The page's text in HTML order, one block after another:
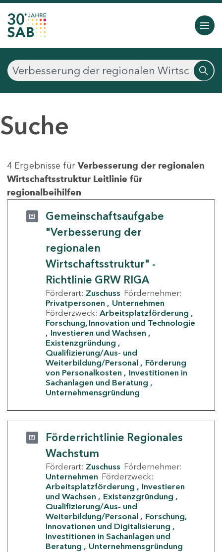
Suche
4 Ergebnisse für Verbesserung der regionalen
Wirtschaftsstruktur Leitlinie für
regionalbeihilfen
Gemeinschaftsaufgabe
"Verbesserung der
regionalen
Wirtschaftsstruktur" -
Richtlinie GRW RIGA
Förderart: Zuschuss Fördernehmer:
Privatpersonen
Unternehmen
Förderzweck: Arbeitsplatzförderung
Forschung, Innovation und Technologie
Investieren und Wachsen
Existenzgründung
Qualifizierung/Aus- und
Weiterbildung/Personal
Förderung
von Personalkosten
Investitionen in
Sachanlagen und Beratung
Unternehmensgründung
Förderrichtlinie Regionales
Wachstum
Förderart: Zuschuss Fördernehmer:
Unternehmen Förderzweck:
Arbeitsplatzförderung
Investieren
und Wachsen
Existenzgründung
Qualifizierung/Aus- und
Weiterbildung/Personal
Forschung,
Innovationen und Digitalisierung
Investitionen in Sachanlagen und
Beratung
Unternehmensgründung